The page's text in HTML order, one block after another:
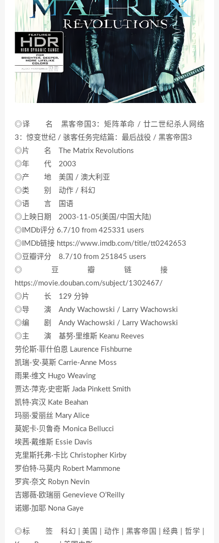
◎译 名 黑客帝国3：矩阵革命 / 廿二世纪杀人网络
3：惊变世纪 / 骇客任务完结篇：最后战役 / 黑客帝国3
◎片 名 The Matrix Revolutions
◎年 代 2003
◎产 地 美国 / 澳大利亚
◎类 别 动作 / 科幻
◎语 言 国语
◎上映日期 2003-11-05(美国/中国大陆)
◎IMDb评分 6.7/10 from 425331 users
◎IMDb链接 https://www.imdb.com/title/tt0242653
◎豆瓣评分 8.7/10 from 251845 users
◎豆瓣链接
https://movie.douban.com/subject/1302467/
◎片 长 129 分钟
◎导 演 Andy Wachowski / Larry Wachowski
◎编 剧 Andy Wachowski / Larry Wachowski
◎主 演 基努·里维斯 Keanu Reeves
劳伦斯·菲什伯恩 Laurence Fishburne
凯瑞-安·莫斯 Carrie-Anne Moss
雨果·维文 Hugo Weaving
贾达·萍克·史密斯 Jada Pinkett Smith
凯特·宾汉 Kate Beahan
玛丽·爱丽丝 Mary Alice
莫妮卡·贝鲁奇 Monica Bellucci
埃茜·戴维斯 Essie Davis
克里斯托弗·卡比 Christopher Kirby
罗伯特·马莫内 Robert Mammone
罗宾·奈文 Robyn Nevin
吉娜薇·欧瑞丽 Genevieve O’Reilly
诺娜·加耶 Nona Gaye
◎标 签 科幻 | 美国 | 动作 | 黑客帝国 | 经典 | 哲学 |